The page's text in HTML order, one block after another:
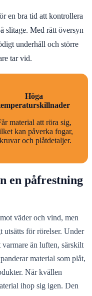
en bra tid att kontrollera
slitage. Med rätt översyn
underhåll och större
tar vid.
Höga
material att röra sig,
kan påverka fogar,
och plåtdetaljer.
en påfrestning
väder och vind, men
utsätts för rörelser. Under
än luften, särskilt
material som plåt,
När kvällen
ihop sig igen. Den